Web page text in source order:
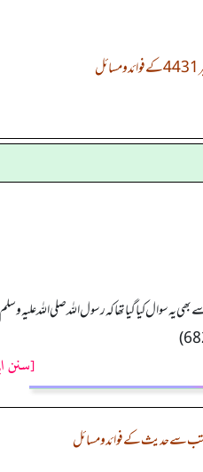
کتاب الحدود، باب الرجم بالمصلی، 159/12، شرح حدیث:6820) امام بخاری رحمتہ
[سنن
سے حدیث کے فوائد و مسائل